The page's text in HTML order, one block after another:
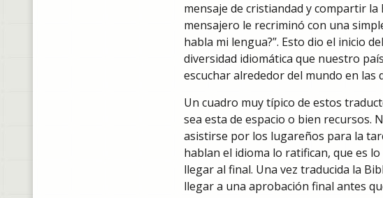
mensaje de cristiandad y compartir
mensajero le recriminó con una
habla mi lengua?”. Esto dio el inicio
diversidad idiomática que nuestro
escuchar alrededor del mundo en
Un cuadro muy típico de estos
sea esta de espacio o bien recursos.
asistirse por los lugareños para la
hablan el idioma lo ratifican, que es
llegar al final. Una vez traducida la
llegar a una aprobación final antes